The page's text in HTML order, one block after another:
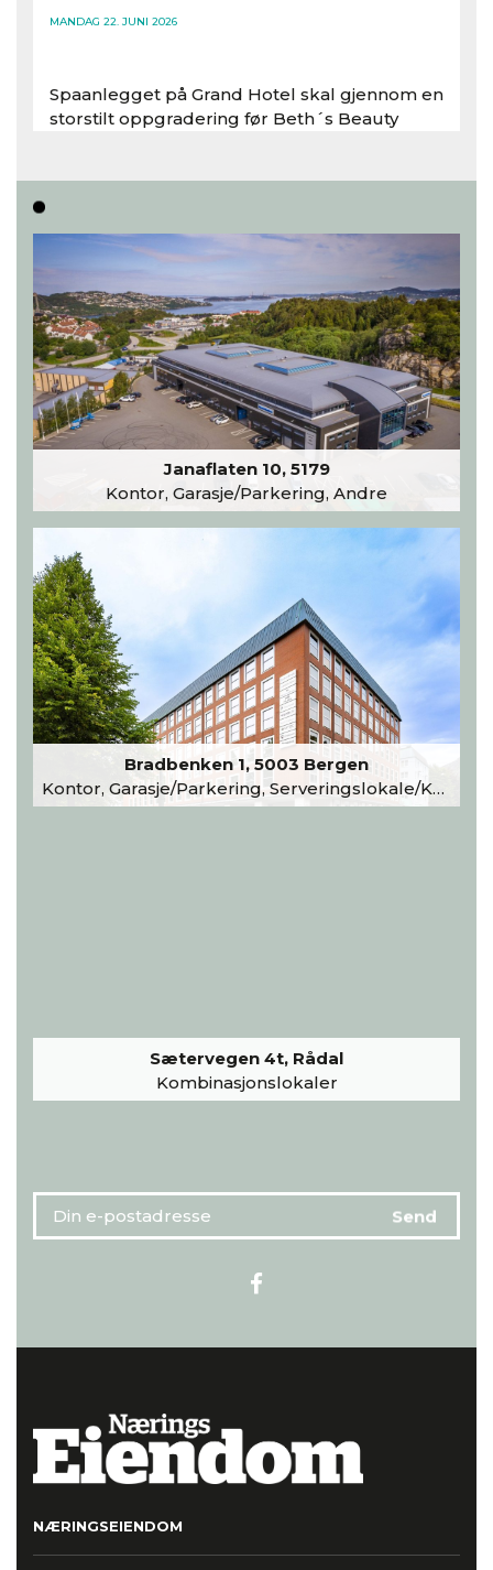
MANDAG 22. JUNI 2026
Spaanlegget på Grand Hotel skal gjennom en
storstilt oppgradering før Beth´s Beauty
Les hele artikkelen
Janaflaten 10, 5179
Kontor, Garasje/Parkering, Andre
Bradbenken 1, 5003 Bergen
Kontor, Garasje/Parkering, Serveringslokale/Kantine, Undervisning/Arrangement
Sætervegen 4t, Rådal
Kombinasjonslokaler
NÆRINGSEIENDOM